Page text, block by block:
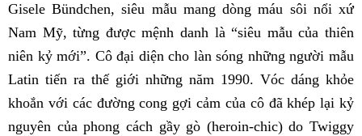
Gisele Bündchen, siêu mẫu mang dòng máu sôi nổi xứ
Nam Mỹ, từng được mệnh danh là “siêu mẫu của thiên
niên kỷ mới”. Cô đại diện cho làn sóng những người mẫu
Latin tiến ra thế giới những năm 1990. Vóc dáng khỏe
khoắn với các đường cong gợi cảm của cô đã khép lại kỷ
nguyên của phong cách gầy gò (heroin-chic) do Twiggy